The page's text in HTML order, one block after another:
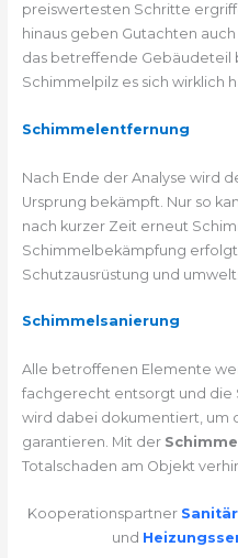
preiswertesten Schritte
hinaus geben Gutachten
das betreffende Gebäudeteil
Schimmelpilz es sich wirklich
Schimmelentfernung
Nach Ende der Analyse wird
Ursprung bekämpft. Nur so
nach kurzer Zeit erneut
Schimmelbekämpfung
Schutzausrüstung und
Schimmelsanierung
Alle betroffenen Elemente
fachgerecht entsorgt und die
wird dabei dokumentiert, um
garantieren. Mit der
Totalschaden am Objekt
Kooperationspartner
und